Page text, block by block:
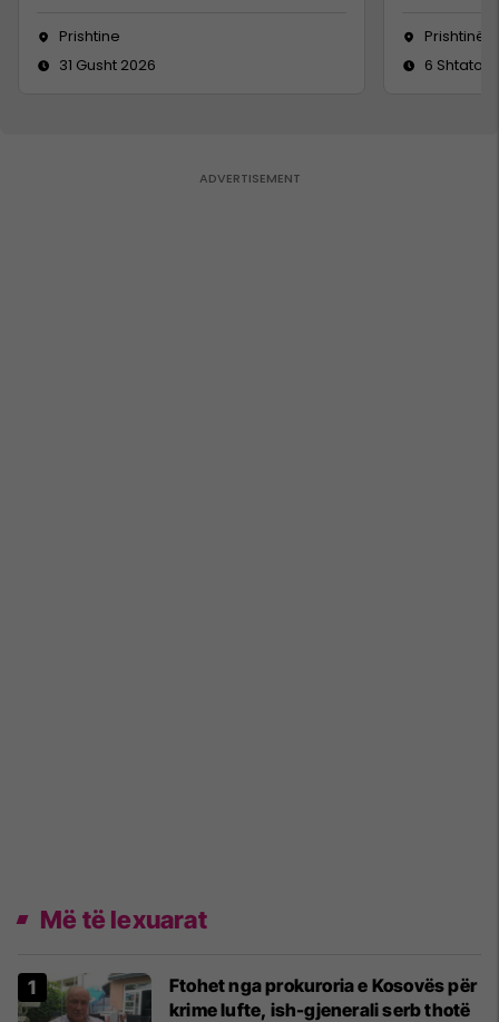
Prishtine
31 Gusht 2026
Prishtinë
6 Shtator
Më të lexuarat
Ftohet nga prokuroria e Kosovës për
krime lufte, ish-gjenerali serb thotë